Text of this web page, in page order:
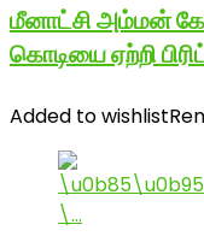
மீனாட்சி அம்மன்
கொடியை ஏற்றி
Added to wishlist